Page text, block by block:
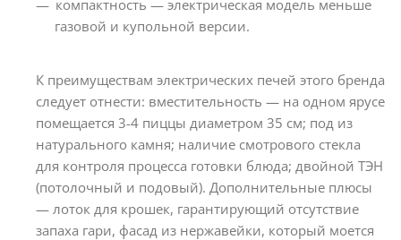
компактность — электрическая модель меньше
газовой и купольной версии.
К преимуществам электрических печей этого бренда
следует отнести: вместительность — на одном ярусе
помещается 3-4 пиццы диаметром 35 см; под из
натурального камня; наличие смотрового стекла
для контроля процесса готовки блюда; двойной ТЭН
(потолочный и подовый). Дополнительные плюсы
— лоток для крошек, гарантирующий отсутствие
запаха гари, фасад из нержавейки, который моется